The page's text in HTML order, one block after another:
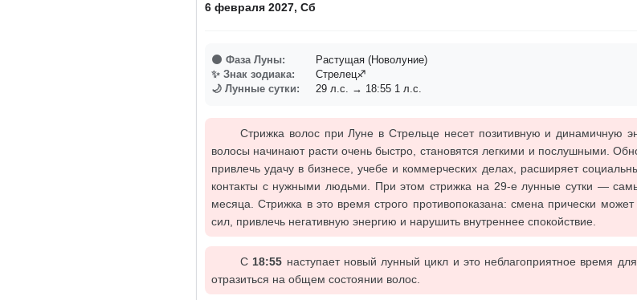
6 февраля 2027, Сб
🌑 Фаза Луны:
Растущая (Новолуние)
✨ Знак зодиака:
Стрелец♐
🌙 Лунные сутки:
29 л.с. → 18:55 1 л.с.
Стрижка волос при Луне в Стрельце несет позитивную и динамичную
волосы начинают расти очень быстро, становятся легкими и послушными.
привлечь удачу в бизнесе, учебе и коммерческих делах, расширяет
контакты с нужными людьми. При этом стрижка на 29-е лунные сутки —
месяца. Стрижка в это время строго противопоказана: смена прически
сил, привлечь негативную энергию и нарушить внутреннее спокойствие.
C 18:55 наступает новый лунный цикл и это неблагоприятное время
отразиться на общем состоянии волос.